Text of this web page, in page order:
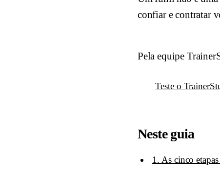
confiar e contratar
Pela equipe
Teste o
Neste guia
1 . As cinco